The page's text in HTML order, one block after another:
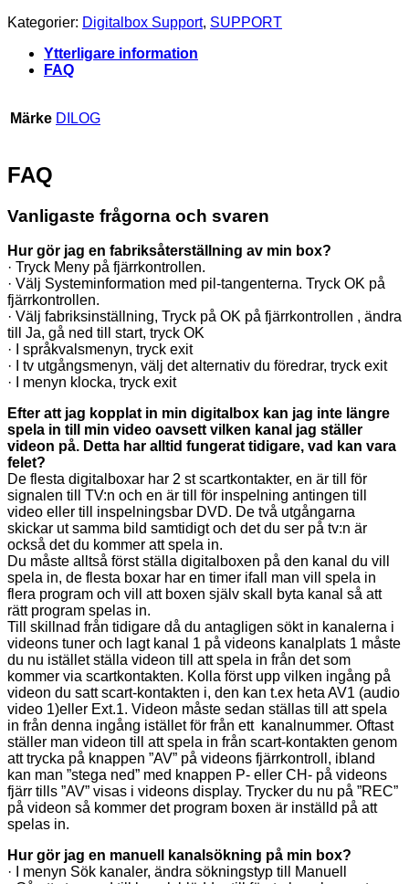
Kategorier: Digitalbox Support, SUPPORT
Ytterligare information
FAQ
Märke DILOG
FAQ
Vanligaste frågorna och svaren
Hur gör jag en fabriksåterställning av min box?
· Tryck Meny på fjärrkontrollen.
· Välj Systeminformation med pil-tangenterna. Tryck OK på
fjärrkontrollen.
· Välj fabriksinställning, Tryck på OK på fjärrkontrollen , ändra
till Ja, gå ned till start, tryck OK
· I språkvalsmenyn, tryck exit
· I tv utgångsmenyn, välj det alternativ du föredrar, tryck exit
· I menyn klocka, tryck exit
Efter att jag kopplat in min digitalbox kan jag inte längre
spela in till min video oavsett vilken kanal jag ställer
videon på. Detta har alltid fungerat tidigare, vad kan vara
felet?
De flesta digitalboxar har 2 st scartkontakter, en är till för
signalen till TV:n och en är till för inspelning antingen till
video eller till inspelningsbar DVD. De två utgångarna
skickar ut samma bild samtidigt och det du ser på tv:n är
också det du kommer att spela in.
Du måste alltså först ställa digitalboxen på den kanal du vill
spela in, de flesta boxar har en timer ifall man vill spela in
flera program och vill att boxen själv skall byta kanal så att
rätt program spelas in.
Till skillnad från tidigare då du antagligen sökt in kanalerna i
videons tuner och lagt kanal 1 på videons kanalplats 1 måste
du nu istället ställa videon till att spela in från det som
kommer via scartkontakten. Kolla först upp vilken ingång på
videon du satt scart-kontakten i, den kan t.ex heta AV1 (audio
video 1)eller Ext.1. Videon måste sedan ställas till att spela
in från denna ingång istället för från ett kanalnummer. Oftast
ställer man videon till att spela in från scart-kontakten genom
att trycka på knappen ”AV” på videons fjärrkontroll, ibland
kan man ”stega ned” med knappen P- eller CH- på videons
fjärr tills ”AV” visas i videons display. Trycker du nu på ”REC”
på videon så kommer det program boxen är inställd på att
spelas in.
Hur gör jag en manuell kanalsökning på min box?
· I menyn Sök kanaler, ändra sökningstyp till Manuell